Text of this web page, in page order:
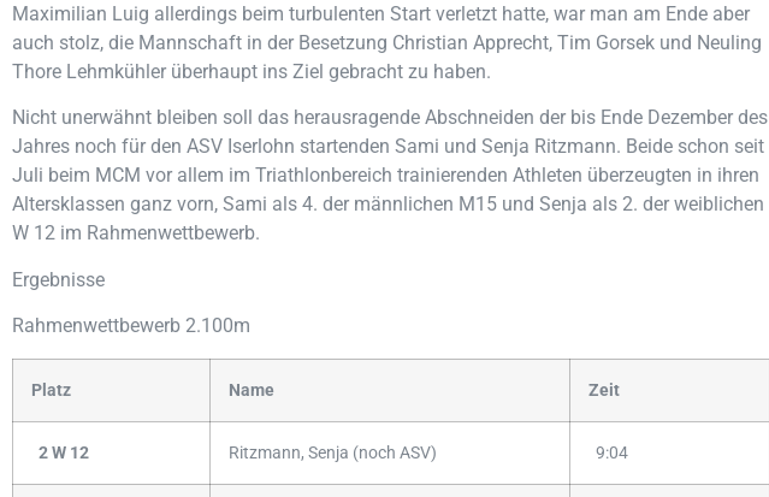
Maximilian Luig allerdings beim turbulenten Start verletzt hatte, war man am Ende aber
auch stolz, die Mannschaft in der Besetzung Christian Apprecht, Tim Gorsek und Neuling
Thore Lehmkühler überhaupt ins Ziel gebracht zu haben.
Nicht unerwähnt bleiben soll das herausragende Abschneiden der bis Ende Dezember des
Jahres noch für den ASV Iserlohn startenden Sami und Senja Ritzmann. Beide schon seit
Juli beim MCM vor allem im Triathlonbereich trainierenden Athleten überzeugten in ihren
Altersklassen ganz vorn, Sami als 4. der männlichen M15 und Senja als 2. der weiblichen
W 12 im Rahmenwettbewerb.
Ergebnisse
Rahmenwettbewerb 2.100m
Platz Name Zeit
2 W 12 Ritzmann, Senja (noch ASV) 9:04